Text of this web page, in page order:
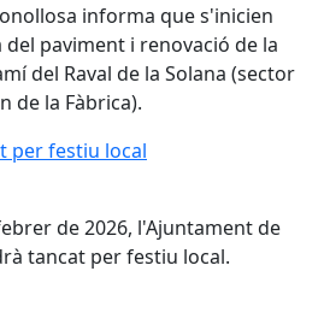
informa que s'inicien
paviment i renovació de la
del Raval de la Solana (sector
de la Fàbrica).
per festiu local
de 2026, l'Ajuntament de
tancat per festiu local.